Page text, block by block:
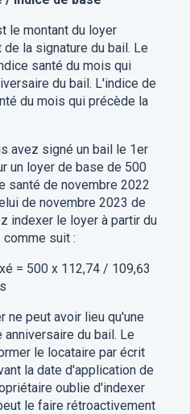
le montant du loyer
de la signature du bail. Le
santé du mois qui
du bail. L'indice de
du mois qui précède la
avez signé un bail le 1er
un loyer de base de 500
santé de novembre 2022
de novembre 2023 de
indexer le loyer à partir du
suit :
= 500 x 112,74 / 109,63
ne peut avoir lieu qu'une
anniversaire du bail. Le
le locataire par écrit
la date d'application de
oublie d'indexer
le faire rétroactivement